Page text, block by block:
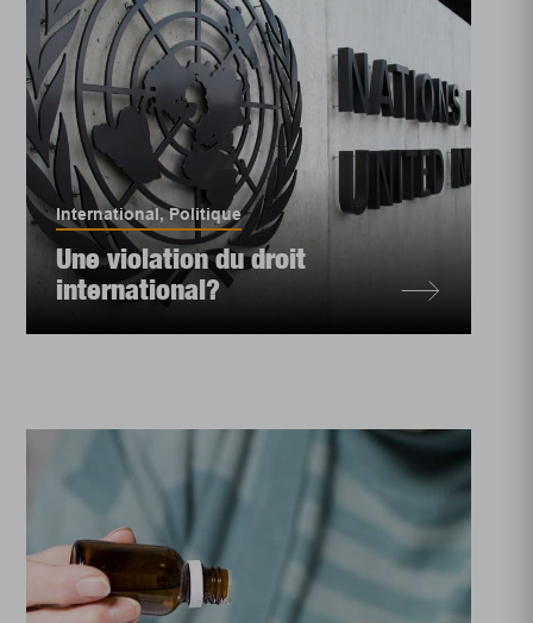
International,Politique
Une violation du droit
international?